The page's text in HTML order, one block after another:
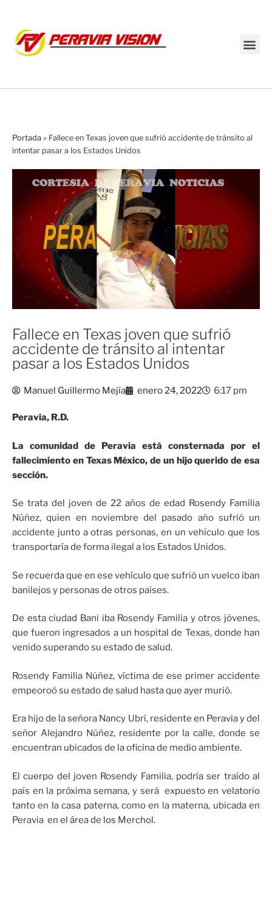
Portada » Fallece en Texas joven que sufrió accidente de tránsito al
intentar pasar a los Estados Unidos
Fallece en Texas joven que sufrió
accidente de tránsito al intentar
pasar a los Estados Unidos
Manuel Guillermo Mejía enero 24, 2022 6:17 pm
Peravia, R.D.
La comunidad de Peravia está consternada por el
fallecimiento en Texas México, de un hijo querido de esa
sección.
Se trata del joven de 22 años de edad Rosendy Familia
Núñez, quien en noviembre del pasado año sufrió un
accidente junto a otras personas, en un vehículo que los
transportaría de forma ilegal a los Estados Unidos.
Se recuerda que en ese vehículo que sufrió un vuelco iban
banilejos y personas de otros países.
De esta ciudad Bani iba Rosendy Familia y otros jóvenes,
que fueron ingresados a un hospital de Texas, donde han
venido superando su estado de salud.
Rosendy Familia Núñez, víctima de ese primer accidente
empeoroó su estado de salud hasta que ayer murió.
Era hijo de la señora Nancy Ubrí, residente en Peravia y del
señor Alejandro Núñez, residente por la calle, donde se
encuentran ubicados de la oficina de medio ambiente.
El cuerpo del joven Rosendy Familia, podría ser traído al
país en la próxima semana, y será expuesto en velatorio
tanto en la casa paterna, como en la materna, ubicada en
Peravia en el área de los Merchol.